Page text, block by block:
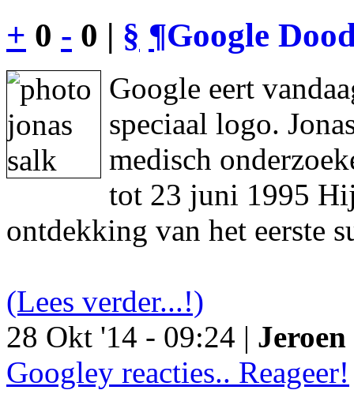
+ 0 - 0 | § ¶Google
Google eert
speciaal logo.
medisch
tot 23 juni 1995
ontdekking van het eerste
(Lees verder...!)
28 Okt '14 - 09:24 |
Googley reacties.. Reageer!